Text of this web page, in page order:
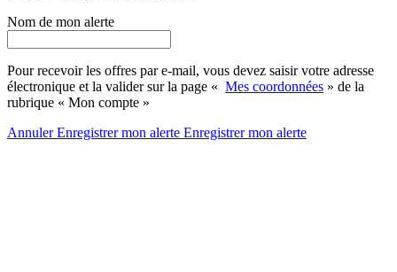
Nom de mon alerte
Pour recevoir les offres par e-mail, vous devez saisir votre adresse
électronique et la valider sur la page « Mes coordonnées » de la
rubrique « Mon compte »
AnnulerEnregistrer mon alerte Enregistrermon alerte